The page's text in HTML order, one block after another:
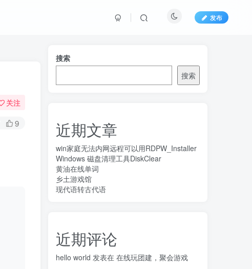
发布
关注
9
搜索
搜索
近期文章
win家庭无法内网远程可以用RDPW_Installer
Windows 磁盘清理工具DiskClear
黄油在线单词
乡土游戏馆
现代语转古代语
近期评论
hello world 发表在 在线玩团建，聚会游戏